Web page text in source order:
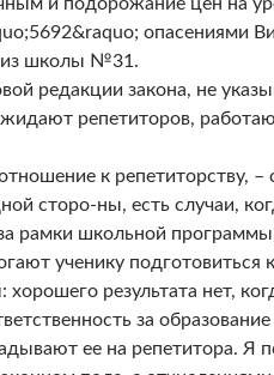
опасениями
из школы №31.
редакции закона, не
репетиторов,
к репетиторству, –
сторо-ны, есть случаи,
рамки школьной
ученику
результата нет,
за образование
ее на репетитора. Я